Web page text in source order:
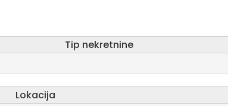
tip nekretnine
Lokacija